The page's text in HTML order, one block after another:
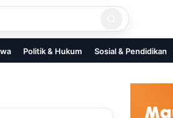
Politik & Hukum Sosial & Pendidikan